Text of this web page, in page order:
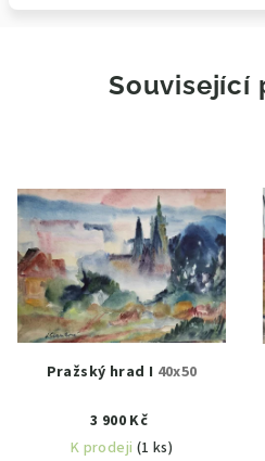
Související
Pražský hrad I 40x50
3 900 Kč
K prodeji (1 ks)